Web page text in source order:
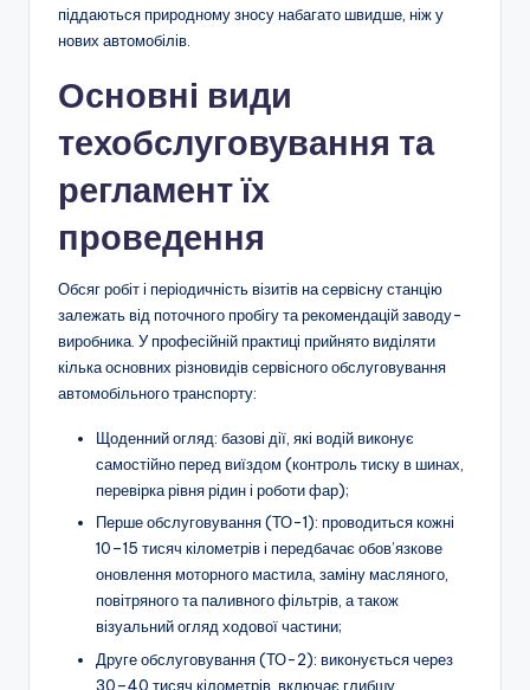
піддаються природному зносу набагато швидше, ніж у
нових автомобілів.
Основні види
техобслуговування та
регламент їх
проведення
Обсяг робіт і періодичність візитів на сервісну станцію
залежать від поточного пробігу та рекомендацій заводу-
виробника. У професійній практиці прийнято виділяти
кілька основних різновидів сервісного обслуговування
автомобільного транспорту:
Щоденний огляд: базові дії, які водій виконує
самостійно перед виїздом (контроль тиску в шинах,
перевірка рівня рідин і роботи фар);
Перше обслуговування (ТО-1): проводиться кожні
10–15 тисяч кілометрів і передбачає обов’язкове
оновлення моторного мастила, заміну масляного,
повітряного та паливного фільтрів, а також
візуальний огляд ходової частини;
Друге обслуговування (ТО-2): виконується через
30–40 тисяч кілометрів, включає глибшу